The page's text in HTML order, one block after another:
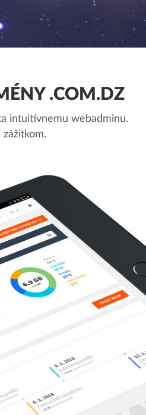
.COM.DZ
intuitívnemu webadminu.
zážitkom.